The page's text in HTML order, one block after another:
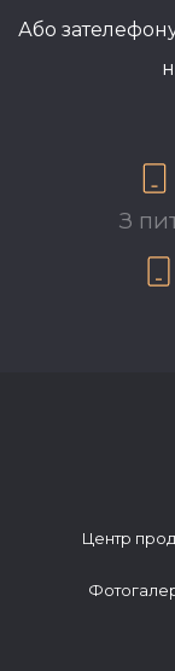
Або
З
Центр